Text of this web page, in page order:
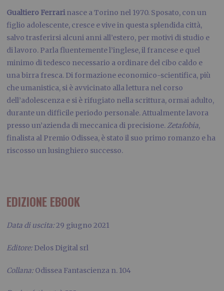
Gualtiero Ferrarinasce a Torino nel 1970. Sposato, con un
figlio adolescente, cresce e vive in questa splendida città,
salvo trasferirsi alcuni anni all’estero, per motivi di studio e
di lavoro. Parla fluentemente l’inglese, il francese e quel
minimo di tedesco necessario a ordinare del cibo caldo e
una birra fresca. Di formazione economico-scientifica, più
che umanistica, si è avvicinato alla lettura nel corso
dell’adolescenza e si è rifugiato nella scrittura, ormai adulto,
durante un difficile periodo personale. Attualmente lavora
presso un’azienda di meccanica di precisione. Zetafobia,
finalista al Premio Odissea, è stato il suo primo romanzo e ha
riscosso un lusinghiero successo.
EDIZIONE EBOOK
Data di uscita:29 giugno 2021
Editore: Delos Digital srl
Collana: Odissea Fantascienza n. 104